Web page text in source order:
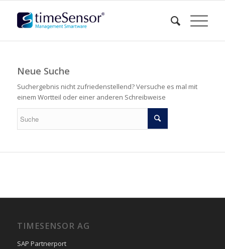
Neue Suche
Suchergebnis nicht zufriedenstellend? Versuche es mal mit
einem Wortteil oder einer anderen Schreibweise
TIMESENSOR AG
SAP Partnerport